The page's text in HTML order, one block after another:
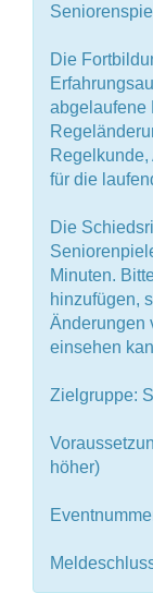
Die
abgelaufene
für die
Die
Minuten.
hinzufügen,
Änderungen
einsehen
Zielgruppe:
höher)